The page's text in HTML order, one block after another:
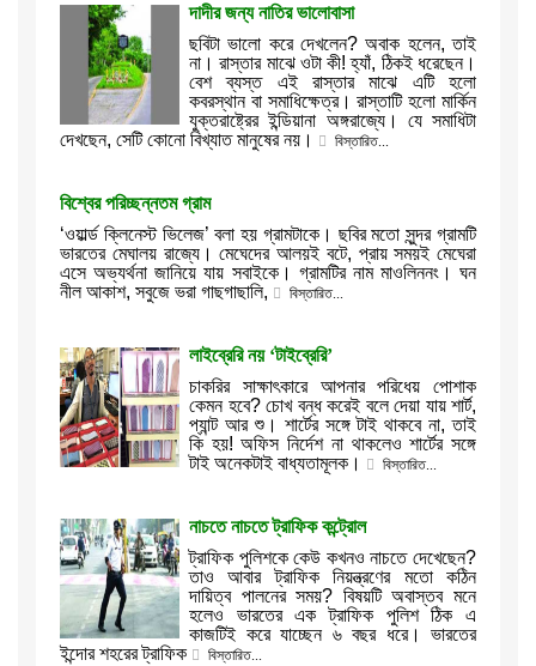
দাদীর জন্য নাতির ভালোবাসা
ছবিটা ভালো করে দেখলেন? অবাক হলেন, তাই
না। রাস্তার মাঝে ওটা কী! হ্যাঁ, ঠিকই ধরেছেন।
বেশ ব্যস্ত এই রাস্তার মাঝে এটি হলো
কবরস্থান বা সমাধিক্ষেত্র। রাস্তাটি হলো মার্কিন
যুক্তরাষ্ট্রের ইন্ডিয়ানা অঙ্গরাজ্যে। যে সমাধিটা
দেখছেন, সেটি কোনো বিখ্যাত মানুষের নয়।
বিস্তারিত...
বিশ্বের পরিচ্ছন্নতম গ্রাম
‘ওয়ার্ল্ড ক্লিনেস্ট ভিলেজ’ বলা হয় গ্রামটাকে। ছবির মতো সুন্দর গ্রামটি
ভারতের মেঘালয় রাজ্যে। মেঘেদের আলয়ই বটে, প্রায় সময়ই মেঘেরা
এসে অভ্যর্থনা জানিয়ে যায় সবাইকে। গ্রামটির নাম মাওলিননং। ঘন
নীল আকাশ, সবুজে ভরা গাছগাছালি,
বিস্তারিত...
লাইব্রেরি নয় ‘টাইব্রেরি’
চাকরির সাক্ষাৎকারে আপনার পরিধেয় পোশাক
কেমন হবে? চোখ বন্ধ করেই বলে দেয়া যায় শার্ট,
প্যান্ট আর শু। শার্টের সঙ্গে টাই থাকবে না, তাই
কি হয়! অফিস নির্দেশ না থাকলেও শার্টের সঙ্গে
টাই অনেকটাই বাধ্যতামূলক।
বিস্তারিত...
নাচতে নাচতে ট্রাফিক কন্ট্রোল
ট্রাফিক পুলিশকে কেউ কখনও নাচতে দেখেছেন?
তাও আবার ট্রাফিক নিয়ন্ত্রণের মতো কঠিন
দায়িত্ব পালনের সময়? বিষয়টি অবাস্তব মনে
হলেও ভারতের এক ট্রাফিক পুলিশ ঠিক এ
কাজটিই করে যাচ্ছেন ৬ বছর ধরে। ভারতের
ইন্দোর শহরের ট্রাফিক
বিস্তারিত...